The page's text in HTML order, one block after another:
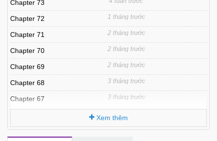
Chapter 73
Chapter 72 1 tháng trước
Chapter 71 2 tháng trước
Chapter 70 2 tháng trước
Chapter 69 2 tháng trước
Chapter 68 3 tháng trước
Chapter 67 3 tháng trước
Chapter 65 3 tháng trước
Xem thêm